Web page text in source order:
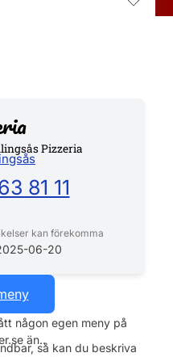
Pizzeria
81 11
11:00 - 21:00
11:00 - 21:00
11:00 - 21:00
11:00 - 21:00
11:00 - 21:00
kan förekomma
06-20
någon egen meny på
än..
så kan du beskriva